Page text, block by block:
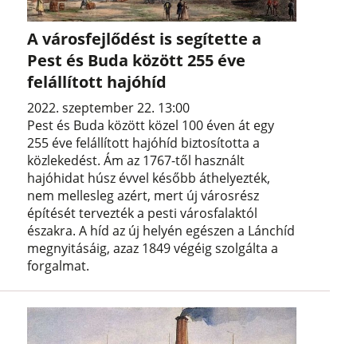
A városfejlődést is segítette a
Pest és Buda között 255 éve
felállított hajóhíd
2022. szeptember 22. 13:00
Pest és Buda között közel 100 éven át egy
255 éve felállított hajóhíd biztosította a
közlekedést. Ám az 1767-től használt
hajóhidat húsz évvel később áthelyezték,
nem mellesleg azért, mert új városrész
építését tervezték a pesti városfalaktól
északra. A híd az új helyén egészen a Lánchíd
megnyitásáig, azaz 1849 végéig szolgálta a
forgalmat.